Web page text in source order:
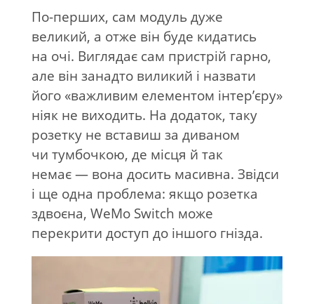
По-перших, сам модуль дуже
великий, а отже він буде кидатись
на очі. Виглядає сам пристрій гарно,
але він занадто виликий і назвати
його «важливим елементом інтер’єру»
ніяк не виходить. На додаток, таку
розетку не вставиш за диваном
чи тумбочкою, де місця й так
немає—вона досить масивна. Звідси
і ще одна проблема: якщо розетка
здвоєна, WeMo Switch може
перекрити доступ до іншого гнізда.